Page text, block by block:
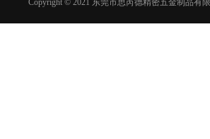
Copyright © 2021 东莞市思芮德精密五金制品有